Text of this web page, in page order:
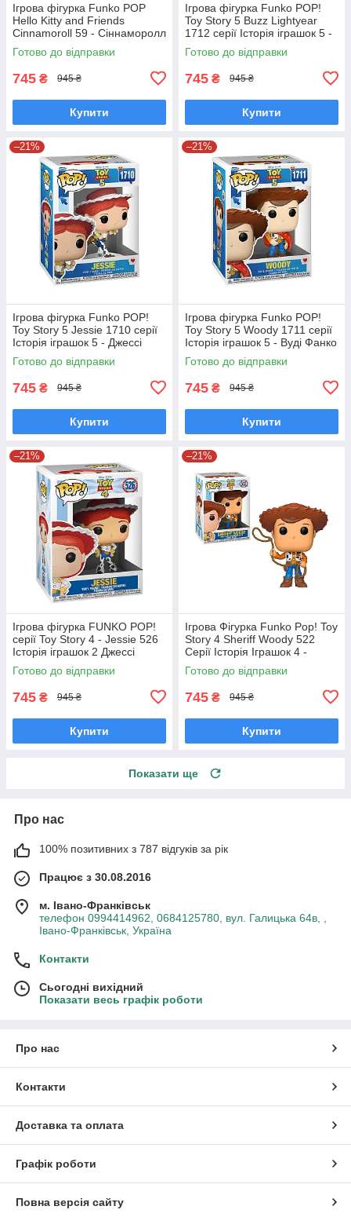
Ігрова фігурка Funko POP
Hello Kitty and Friends
Cinnamoroll 59 - Сіннаморолл
у костюмі єдинорога Фанко
Поп 65748
Готово до відправки
745 ₴ 945 ₴
Купити
Ігрова фігурка Funko POP!
Toy Story 5 Buzz Lightyear
1712 серії Історія іграшок 5 -
Базз Лайтер Фанко Поп
90768
Готово до відправки
745 ₴ 945 ₴
Купити
–21%
Ігрова фігурка Funko POP!
Toy Story 5 Jessie 1710 серії
Історія іграшок 5 - Джессі
Фанко Поп 90766
Готово до відправки
745 ₴ 945 ₴
Купити
–21%
Ігрова фігурка Funko POP!
Toy Story 5 Woody 1711 серії
Історія іграшок 5 - Вуді Фанко
Поп 90767
Готово до відправки
745 ₴ 945 ₴
Купити
–21%
Ігрова фігурка FUNKO POP!
серії Toy Story 4 - Jessie 526
Історія іграшок 2 Джессі
Фанко поп 37393
Готово до відправки
745 ₴ 945 ₴
Купити
–21%
Ігрова Фігурка Funko Pop! Toy
Story 4 Sheriff Woody 522
Серії Історія Іграшок 4 -
Шериф Вуді Фанко Поп
37383
Готово до відправки
745 ₴ 945 ₴
Купити
Показати ще
Про нас
100% позитивних з 787 відгуків за рік
Працює з 30.08.2016
м. Івано-Франківськ
телефон 0994414962, 0684125780, вул. Галицька 64в, ,
Івано-Франківськ, Україна
Контакти
Сьогодні вихідний
Показати весь графік роботи
Про нас
Контакти
Доставка та оплата
Графік роботи
Повна версія сайту